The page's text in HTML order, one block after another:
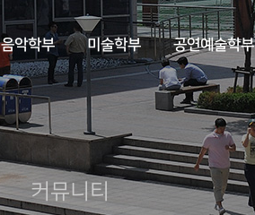
음악학부 미술학부 공연예술학부
커뮤니티